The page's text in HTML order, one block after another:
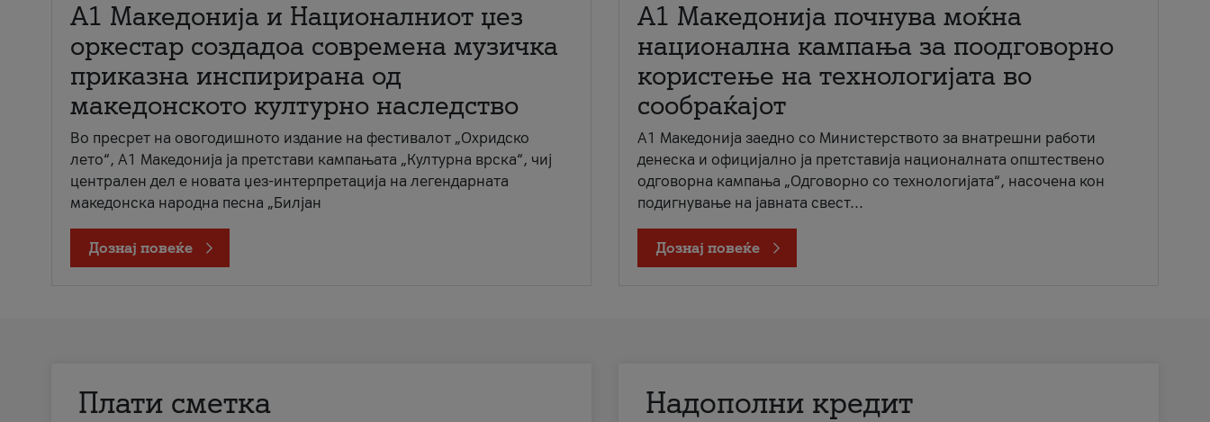
А1 Македонија и Националниот џез
оркестар создадоа современа музичка
приказна инспирирана од
македонското културно наследство
Во пресрет на овогодишното издание на фестивалот „Охридско
лето“, А1 Македонија ја претстави кампањата „Културна врска“, чиј
централен дел е новата џез-интерпретација на легендарната
македонска народна песна „Билјан
Дознај повеќе
A1 Македонија почнува моќна
национална кампања за поодговорно
користење на технологијата во
сообраќајот
A1 Македонија заедно со Министерството за внатрешни работи
денеска и официјално ја претставија националната општествено
одговорна кампања „Одговорно со технологијата“, насочена кон
подигнување на јавната свест...
Дознај повеќе
Плати сметка Надополни кредит